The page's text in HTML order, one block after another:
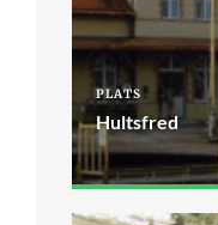
PLATS
Hultsfred